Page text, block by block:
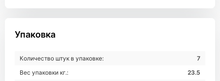
Упаковка
Количество штук в упаковке:
7
Вес упаковки кг.:
23.5